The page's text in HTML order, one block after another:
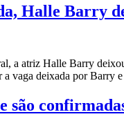
Halle Barry
a atriz Halle Barry
a vaga deixada por
são